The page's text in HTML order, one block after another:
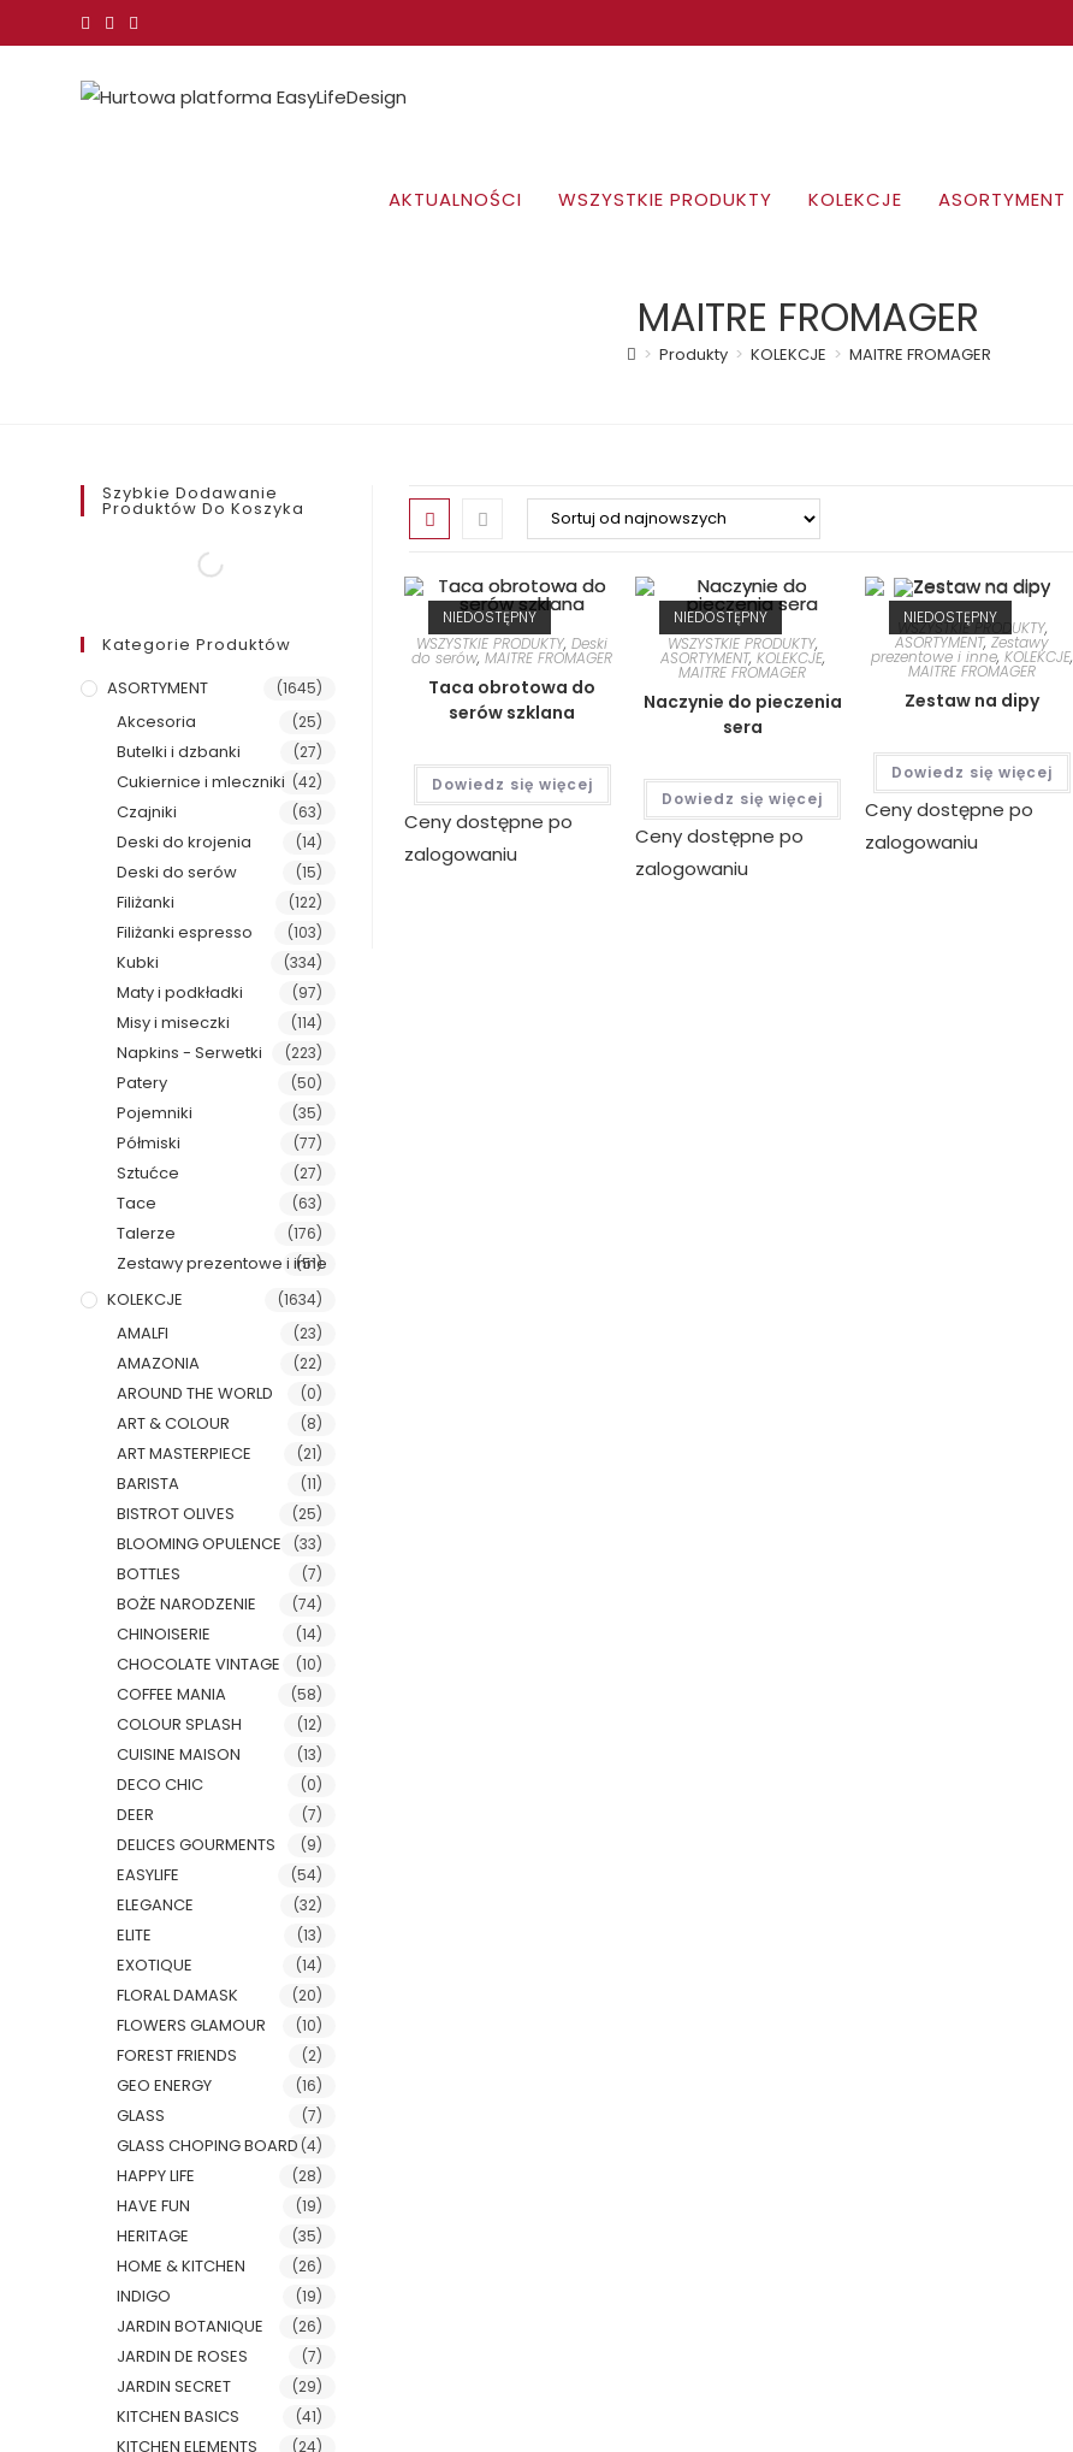
treści
AKTUALNOŚCI WSZYSTKIE PRODUKTY KOLEKCJE ASORTYMENT
MAITRE FROMAGER
> Produkty > KOLEKCJE > MAITRE FROMAGER
NIEDOSTĘPNY
WSZYSTKIE PRODUKTY,Deski
do serów,MAITRE FROMAGER
Taca obrotowa do
serów szklana
Dowiedz się więcej
Ceny dostępne po
zalogowaniu
NIEDOSTĘPNY
WSZYSTKIE PRODUKTY,
ASORTYMENT, KOLEKCJE,
MAITRE FROMAGER
Naczynie do pieczenia
sera
Dowiedz się więcej
Ceny dostępne po
zalogowaniu
NIEDOSTĘPNY
WSZYSTKIE PRODUKTY,
ASORTYMENT,Zestawy
prezentowe i inne,KOLEKCJE,
MAITRE FROMAGER
Zestaw na dipy
Dowiedz się więcej
Ceny dostępne po
zalogowaniu
Szybkie Dodawanie
Produktów Do Koszyka
Kategorie Produktów
ASORTYMENT
(1645)
Akcesoria (25)
Butelki i dzbanki (27)
Cukiernice i mleczniki (42)
Czajniki (63)
Deski do krojenia (14)
Deski do serów (15)
Filiżanki (122)
Filiżanki espresso (103)
Kubki (334)
Maty i podkładki (97)
Misy i miseczki (114)
Napkins - Serwetki (223)
Patery (50)
Pojemniki (35)
Półmiski (77)
Sztućce (27)
Tace (63)
Talerze (176)
Zestawy prezentowe i inne
(51)
KOLEKCJE (1634)
AMALFI (23)
AMAZONIA (22)
AROUND THE WORLD (0)
ART & COLOUR (8)
ART MASTERPIECE (21)
BARISTA (11)
BISTROT OLIVES (25)
BLOOMING OPULENCE (33)
BOTTLES (7)
BOŻE NARODZENIE (74)
CHINOISERIE (14)
CHOCOLATE VINTAGE (10)
COFFEE MANIA (58)
COLOUR SPLASH (12)
CUISINE MAISON (13)
DECO CHIC (0)
DEER (7)
DELICES GOURMENTS (9)
EASYLIFE (54)
ELEGANCE (32)
ELITE (13)
EXOTIQUE (14)
FLORAL DAMASK (20)
FLOWERS GLAMOUR (10)
FOREST FRIENDS (2)
GEO ENERGY (16)
GLASS (7)
GLASS CHOPING BOARD (4)
HAPPY LIFE (28)
HAVE FUN (19)
HERITAGE (35)
HOME & KITCHEN (26)
INDIGO (19)
JARDIN BOTANIQUE (26)
JARDIN DE ROSES (7)
JARDIN SECRET (29)
KITCHEN BASICS (41)
KITCHEN ELEMENTS (24)